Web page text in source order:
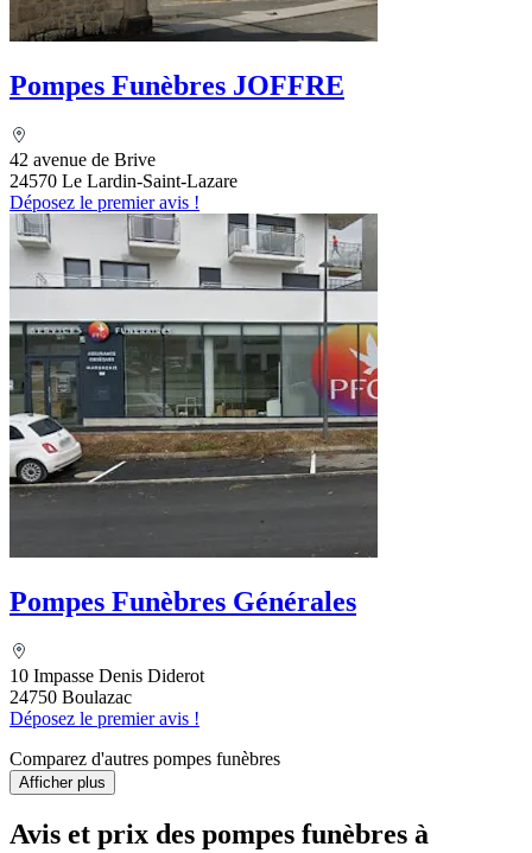
Pompes Funèbres JOFFRE
42 avenue de Brive
24570 Le Lardin-Saint-Lazare
Déposez le premier avis !
Pompes Funèbres Générales
10 Impasse Denis Diderot
24750 Boulazac
Déposez le premier avis !
Comparez d'autres pompes funèbres
Afficher plus
Avis et prix des pompes funèbres à